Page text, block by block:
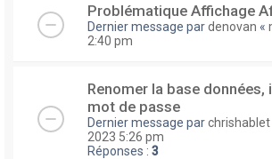
Problématique Affichage
Dernier message pardenovan «
2:40 pm
Renomer la base
mot de passe
Dernier message parchrishablet
2023 5:26 pm
Réponses : 3